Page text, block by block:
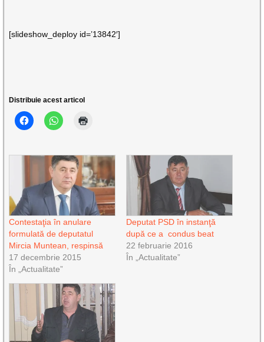
[slideshow_deploy id=’13842′]
Distribuie acest articol
Contestaţia în anulare
formulată de deputatul
Mircia Muntean, respinsă
17 decembrie 2015
În „Actualitate”
Deputat PSD în instanţă
după ce a condus beat
22 februarie 2016
În „Actualitate”